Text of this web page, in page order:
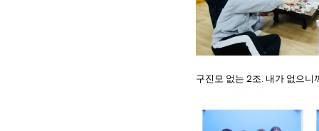
구진모 없는 2조. 내가 없으